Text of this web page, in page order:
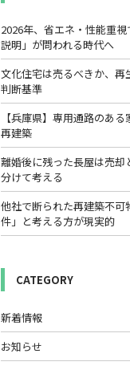
2026年、省エネ・性能重
説明」が問われる時代へ
文化住宅は売るべきか、
判断基準
【兵庫県】専用通路のあ
再建築
離婚後に残った長屋は売
分けて考える
他社で断られた再建築不
件」と考える方が現実的
CATEGORY
新着情報
お知らせ